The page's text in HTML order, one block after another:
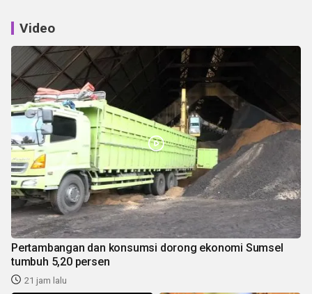
Video
Pertambangan dan konsumsi dorong ekonomi Sumsel
tumbuh 5,20 persen
21 jam lalu